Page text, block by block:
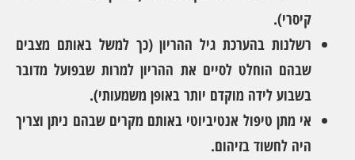
קיסרי).
רשלנות בהערכת גיל ההריון (כך למשל באותם מצבים
שבהם הוחלט לסיים את ההריון למרות שבפועל מדובר
בשבוע לידה מוקדם יותר באופן משמעותי).
אי מתן טיפול אנטיביוטי באותם מקרים שבהם ניתן וצריך
היה לחשוד בזיהום.